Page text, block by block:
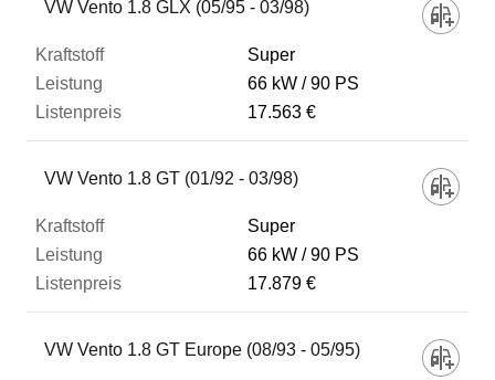
VW Vento 1.8 GLX (05/95 - 03/98)
Super
66 kW
90 PS
17.563 €
VW Vento 1.8 GT (01/92 - 03/98)
Super
66 kW
90 PS
17.879 €
VW Vento 1.8 GT Europe (08/93 - 05/95)